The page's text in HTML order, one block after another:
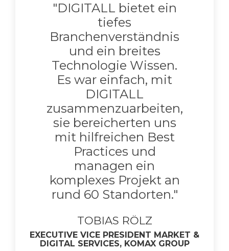
"DIGITALL bietet ein
tiefes
Branchenverständnis
und ein breites
Technologie Wissen.
Es war einfach, mit
DIGITALL
zusammenzuarbeiten,
sie bereicherten uns
mit hilfreichen Best
Practices und
managen ein
komplexes Projekt an
rund 60 Standorten."
TOBIAS RÖLZ
EXECUTIVE VICE PRESIDENT MARKET &
DIGITAL SERVICES, KOMAX GROUP